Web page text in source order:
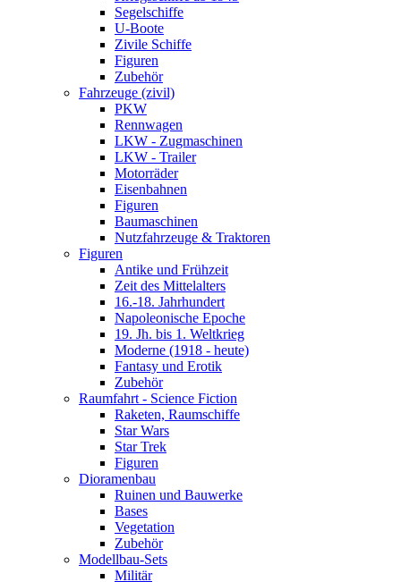
Segelschiffe
U-Boote
Zivile Schiffe
Figuren
Zubehör
Fahrzeuge (zivil)
PKW
Rennwagen
LKW - Zugmaschinen
LKW - Trailer
Motorräder
Eisenbahnen
Figuren
Baumaschinen
Nutzfahrzeuge & Traktoren
Figuren
Antike und Frühzeit
Zeit des Mittelalters
16.-18. Jahrhundert
Napoleonische Epoche
19. Jh. bis 1. Weltkrieg
Moderne (1918 - heute)
Fantasy und Erotik
Zubehör
Raumfahrt - Science Fiction
Raketen, Raumschiffe
Star Wars
Star Trek
Figuren
Dioramenbau
Ruinen und Bauwerke
Bases
Vegetation
Zubehör
Modellbau-Sets
Militär